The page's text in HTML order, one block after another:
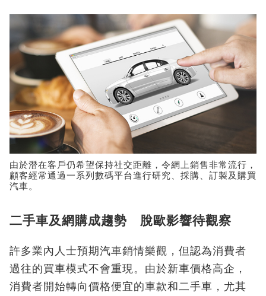
由於潛在客戶仍希望保持社交距離，令網上銷售非常流行，
顧客經常通過一系列數碼平台進行研究、採購、訂製及購買
汽車。
二手車及網購成趨勢 脫歐影響待觀察
許多業內人士預期汽車銷情樂觀，但認為消費者
過往的買車模式不會重現。由於新車價格高企，
消費者開始轉向價格便宜的車款和二手車，尤其